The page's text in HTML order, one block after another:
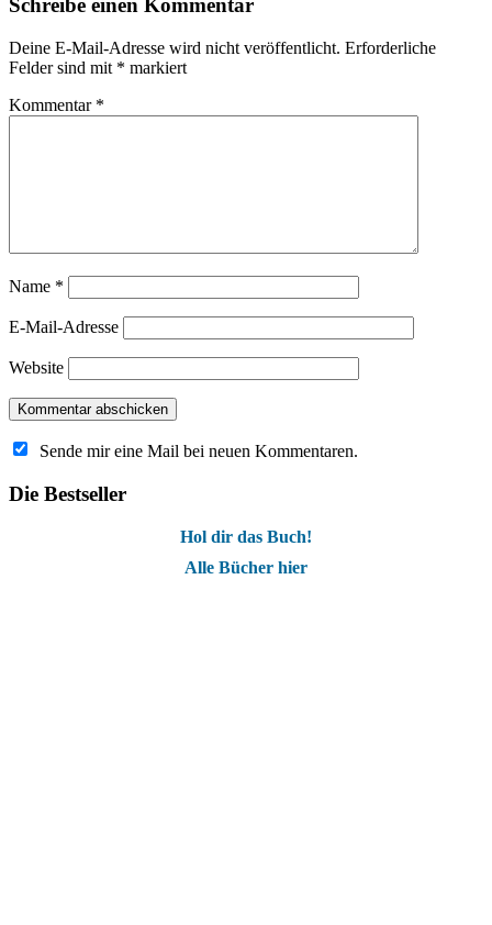
Schreibe einen Kommentar
Deine E-Mail-Adresse wird nicht veröffentlicht. Erforderliche
Felder sind mit * markiert
Kommentar *
Name *
E-Mail-Adresse
Website
Sende mir eine Mail bei neuen Kommentaren.
Die Bestseller
Hol dir das Buch!
Alle Bücher hier